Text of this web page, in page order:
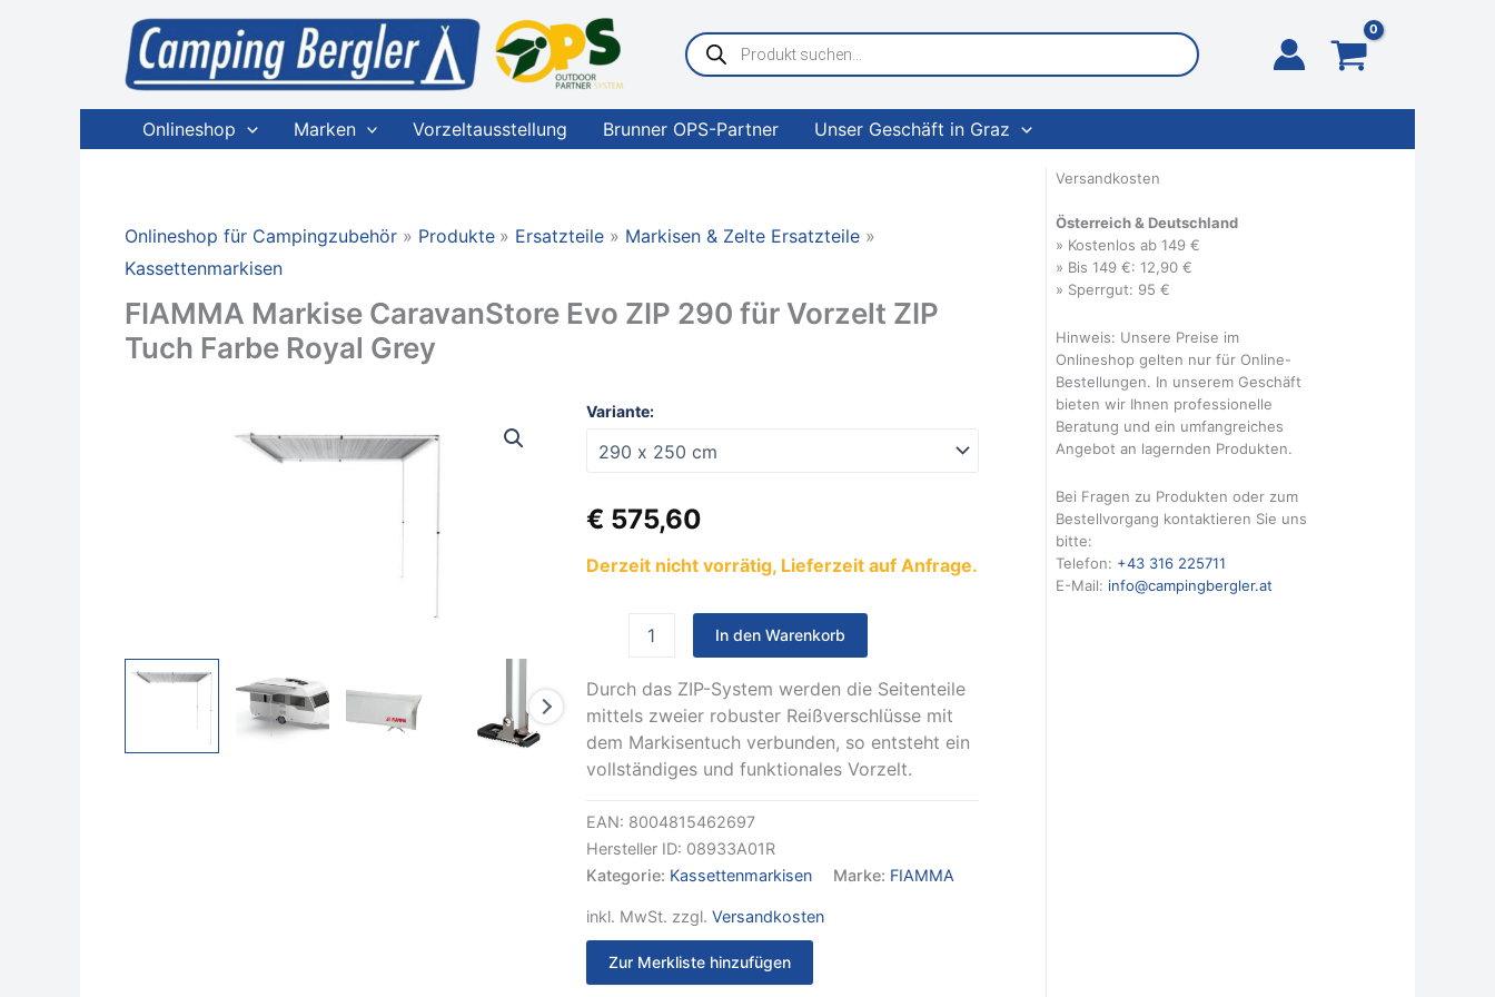
Products
search
Onlineshop Marken Vorzeltausstellung Brunner OPS-Partner Unser Geschäft in Graz
Onlineshop für Campingzubehör Produkte Ersatzteile
Markisen & Zelte Ersatzteile
Kassettenmarkisen
FIAMMA Markise CaravanStore Evo ZIP 290 für Vorzelt ZIP
Tuch Farbe Royal Grey
Variante:
€ 575,60
Derzeit nicht vorrätig, Lieferzeit auf Anfrage.
FIAMMA
CaravanStore
290
Vorzelt
Menge
In den Warenkorb
Durch das ZIP-System werden die Seitenteile
mittels zweier robuster Reißverschlüsse mit
dem Markisentuch verbunden, so entsteht ein
vollständiges und funktionales Vorzelt.
EAN: 8004815462697
Hersteller ID: 08933A01R
Kategorie: Kassettenmarkisen Marke: FIAMMA
inkl. MwSt. zzgl. Versandkosten
Zur Merkliste hinzufügen
Versandkosten
Österreich & Deutschland
» Kostenlos ab 149 €
» Bis 149 €: 12,90 €
» Sperrgut: 95 €
Hinweis: Unsere Preise im
Onlineshop gelten nur für Online-
Bestellungen. In unserem Geschäft
bieten wir Ihnen professionelle
Beratung und ein umfangreiches
Angebot an lagernden Produkten.
Bei Fragen zu Produkten oder zum
Bestellvorgang kontaktieren Sie uns
bitte:
Telefon: +43 316 225711
E-Mail: info@campingbergler.at